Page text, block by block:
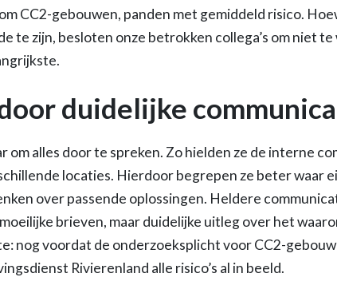
CC2-gebouwen, panden met gemiddeld risico.
te zijn, besloten onze betrokken collega’s om niet
duidelijke
om alles door te spreken. Zo hielden ze de interne
locaties. Hierdoor begrepen ze beter waar
over passende oplossingen. Heldere
brieven, maar duidelijke uitleg over het
nog voordat de onderzoeksplicht voor CC2-
Rivierenland alle risico’s al in beeld.